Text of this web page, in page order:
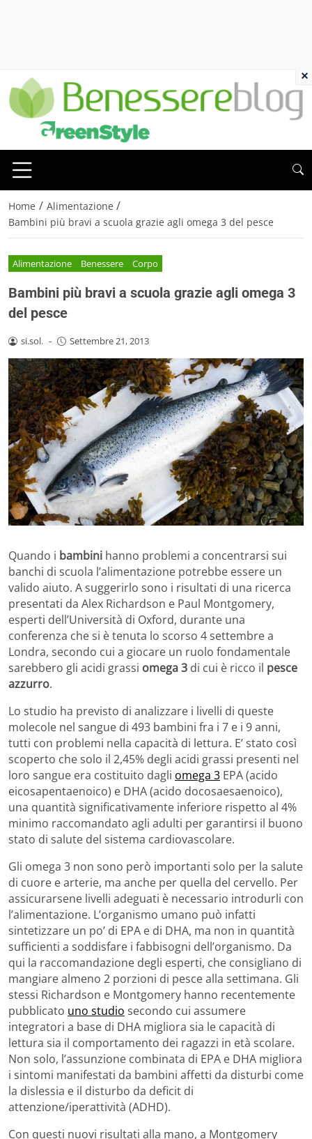
Home / Alimentazione /
Bambini più bravi a scuola grazie agli omega 3 del pesce
Alimentazione Benessere Corpo
Bambini più bravi a scuola grazie agli omega 3
del pesce
si.sol. - Settembre 21, 2013
Quando i bambini hanno problemi a concentrarsi sui
banchi di scuola l’alimentazione potrebbe essere un
valido aiuto. A suggerirlo sono i risultati di una ricerca
presentati da Alex Richardson e Paul Montgomery,
esperti dell’Università di Oxford, durante una
conferenza che si è tenuta lo scorso 4 settembre a
Londra, secondo cui a giocare un ruolo fondamentale
sarebbero gli acidi grassi omega 3 di cui è ricco il pesce
azzurro.
Lo studio ha previsto di analizzare i livelli di queste
molecole nel sangue di 493 bambini fra i 7 e i 9 anni,
tutti con problemi nella capacità di lettura. E’ stato così
scoperto che solo il 2,45% degli acidi grassi presenti nel
loro sangue era costituito dagli omega 3 EPA (acido
eicosapentaenoico) e DHA (acido docosaesaenoico),
una quantità significativamente inferiore rispetto al 4%
minimo raccomandato agli adulti per garantirsi il buono
stato di salute del sistema cardiovascolare.
Gli omega 3 non sono però importanti solo per la salute
di cuore e arterie, ma anche per quella del cervello. Per
assicurarsene livelli adeguati è necessario introdurli con
l’alimentazione. L’organismo umano può infatti
sintetizzare un po’ di EPA e di DHA, ma non in quantità
sufficienti a soddisfare i fabbisogni dell’organismo. Da
qui la raccomandazione degli esperti, che consigliano di
mangiare almeno 2 porzioni di pesce alla settimana. Gli
stessi Richardson e Montgomery hanno recentemente
pubblicato uno studio secondo cui assumere
integratori a base di DHA migliora sia le capacità di
lettura sia il comportamento dei ragazzi in età scolare.
Non solo, l’assunzione combinata di EPA e DHA migliora
i sintomi manifestati da bambini affetti da disturbi come
la dislessia e il disturbo da deficit di
attenzione/iperattività (ADHD).
Con questi nuovi risultati alla mano, a Montgomery
×